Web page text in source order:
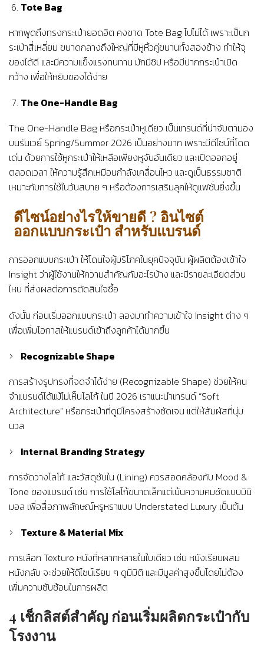
Tote Bag
หากพูดถึงทรงกระเป๋ายอดฮิต คงขาด Tote Bag ไปไม่ได้ เพราะเป็นก
ระเป๋าสี่เหลี่ยม ขนาดกลางถึงใหญ่ที่มีหูหิ้วคู่ขนานทั้งสองข้าง ทำให้จุ
ของได้ดี และมีความแข็งแรงทนทาน มักมีซิป หรือมีปากกระเป๋าเปิด
กว้าง เพื่อให้หยิบของได้ง่าย
The One-Handle Bag
The One-Handle Bag หรือกระเป๋าหูเดียว เป็นเทรนด์ที่น่าจับตามอง
บนรันเวย์ Spring/Summer 2026 เป็นอย่างมาก เพราะมีดีไซน์ที่โดด
เด่น ด้วยการใช้หูกระเป๋าให้เหลือเพียงหูจับอันเดียว และเปิดออกอยู่
ตลอดเวลา ให้ความรู้สึกเหมือนกำลังเคลื่อนไหว และดูเป็นธรรมชาติ
เหมาะกับการใช้ในวันสบาย ๆ หรือต้องการเสริมลุคให้ดูแฟชั่นยิ่งขึ้น
ดีไซน์อย่างไรให้ขายดี ? อินไซต์
ออกแบบกระเป๋า สำหรับแบรนด์
การออกแบบกระเป๋า ให้โดนใจผู้บริโภคในยุคปัจจุบัน ผู้ผลิตต้องเข้าใจ
Insight ว่าผู้ใช้งานให้ความสำคัญกับอะไรบ้าง และมีรายละเอียดส่วน
ไหน ที่ส่งผลต่อการตัดสินใจซื้อ
ดังนั้น ก่อนเริ่มออกแบบกระเป๋า ลองมาทำความเข้าใจ Insight ต่าง ๆ
เพื่อเพิ่มโอกาสให้แบรนด์เข้าถึงลูกค้าได้มากขึ้น
Recognizable Shape
การสร้างรูปทรงที่จดจำได้ง่าย (Recognizable Shape) ช่วยให้คน
จำแบรนด์ได้แม้ไม่เห็นโลโก้ ในปี 2026 เราแนะนำเทรนด์ “Soft
Architecture” หรือกระเป๋าที่ดูมีโครงสร้างชัดเจน แต่ให้สัมผัสที่นุ่ม
นวล
Internal Branding Strategy
การจัดวางโลโก้ และวัสดุซับใน (Lining) ควรสอดคล้องกับ Mood &
Tone ของแบรนด์ เช่น การใช้โลโก้ขนาดเล็กแต่เน้นความคมชัดแบบมินิ
มอล เพื่อสื่อภาพลักษณ์หรูหราแบบ Understated Luxury เป็นต้น
Texture & Material Mix
การเลือก Texture หนังที่หลากหลายในใบเดียว เช่น หนังเรียบผสม
หนังกลับ จะช่วยให้ดีไซน์เรียบ ๆ ดูมีมิติ และมีมูลค่าสูงขึ้นโดยไม่ต้อง
เพิ่มความซับซ้อนในการผลิต
4 เช็กลิสต์สำคัญ ก่อนเริ่มผลิตกระเป๋ากับ
โรงงาน